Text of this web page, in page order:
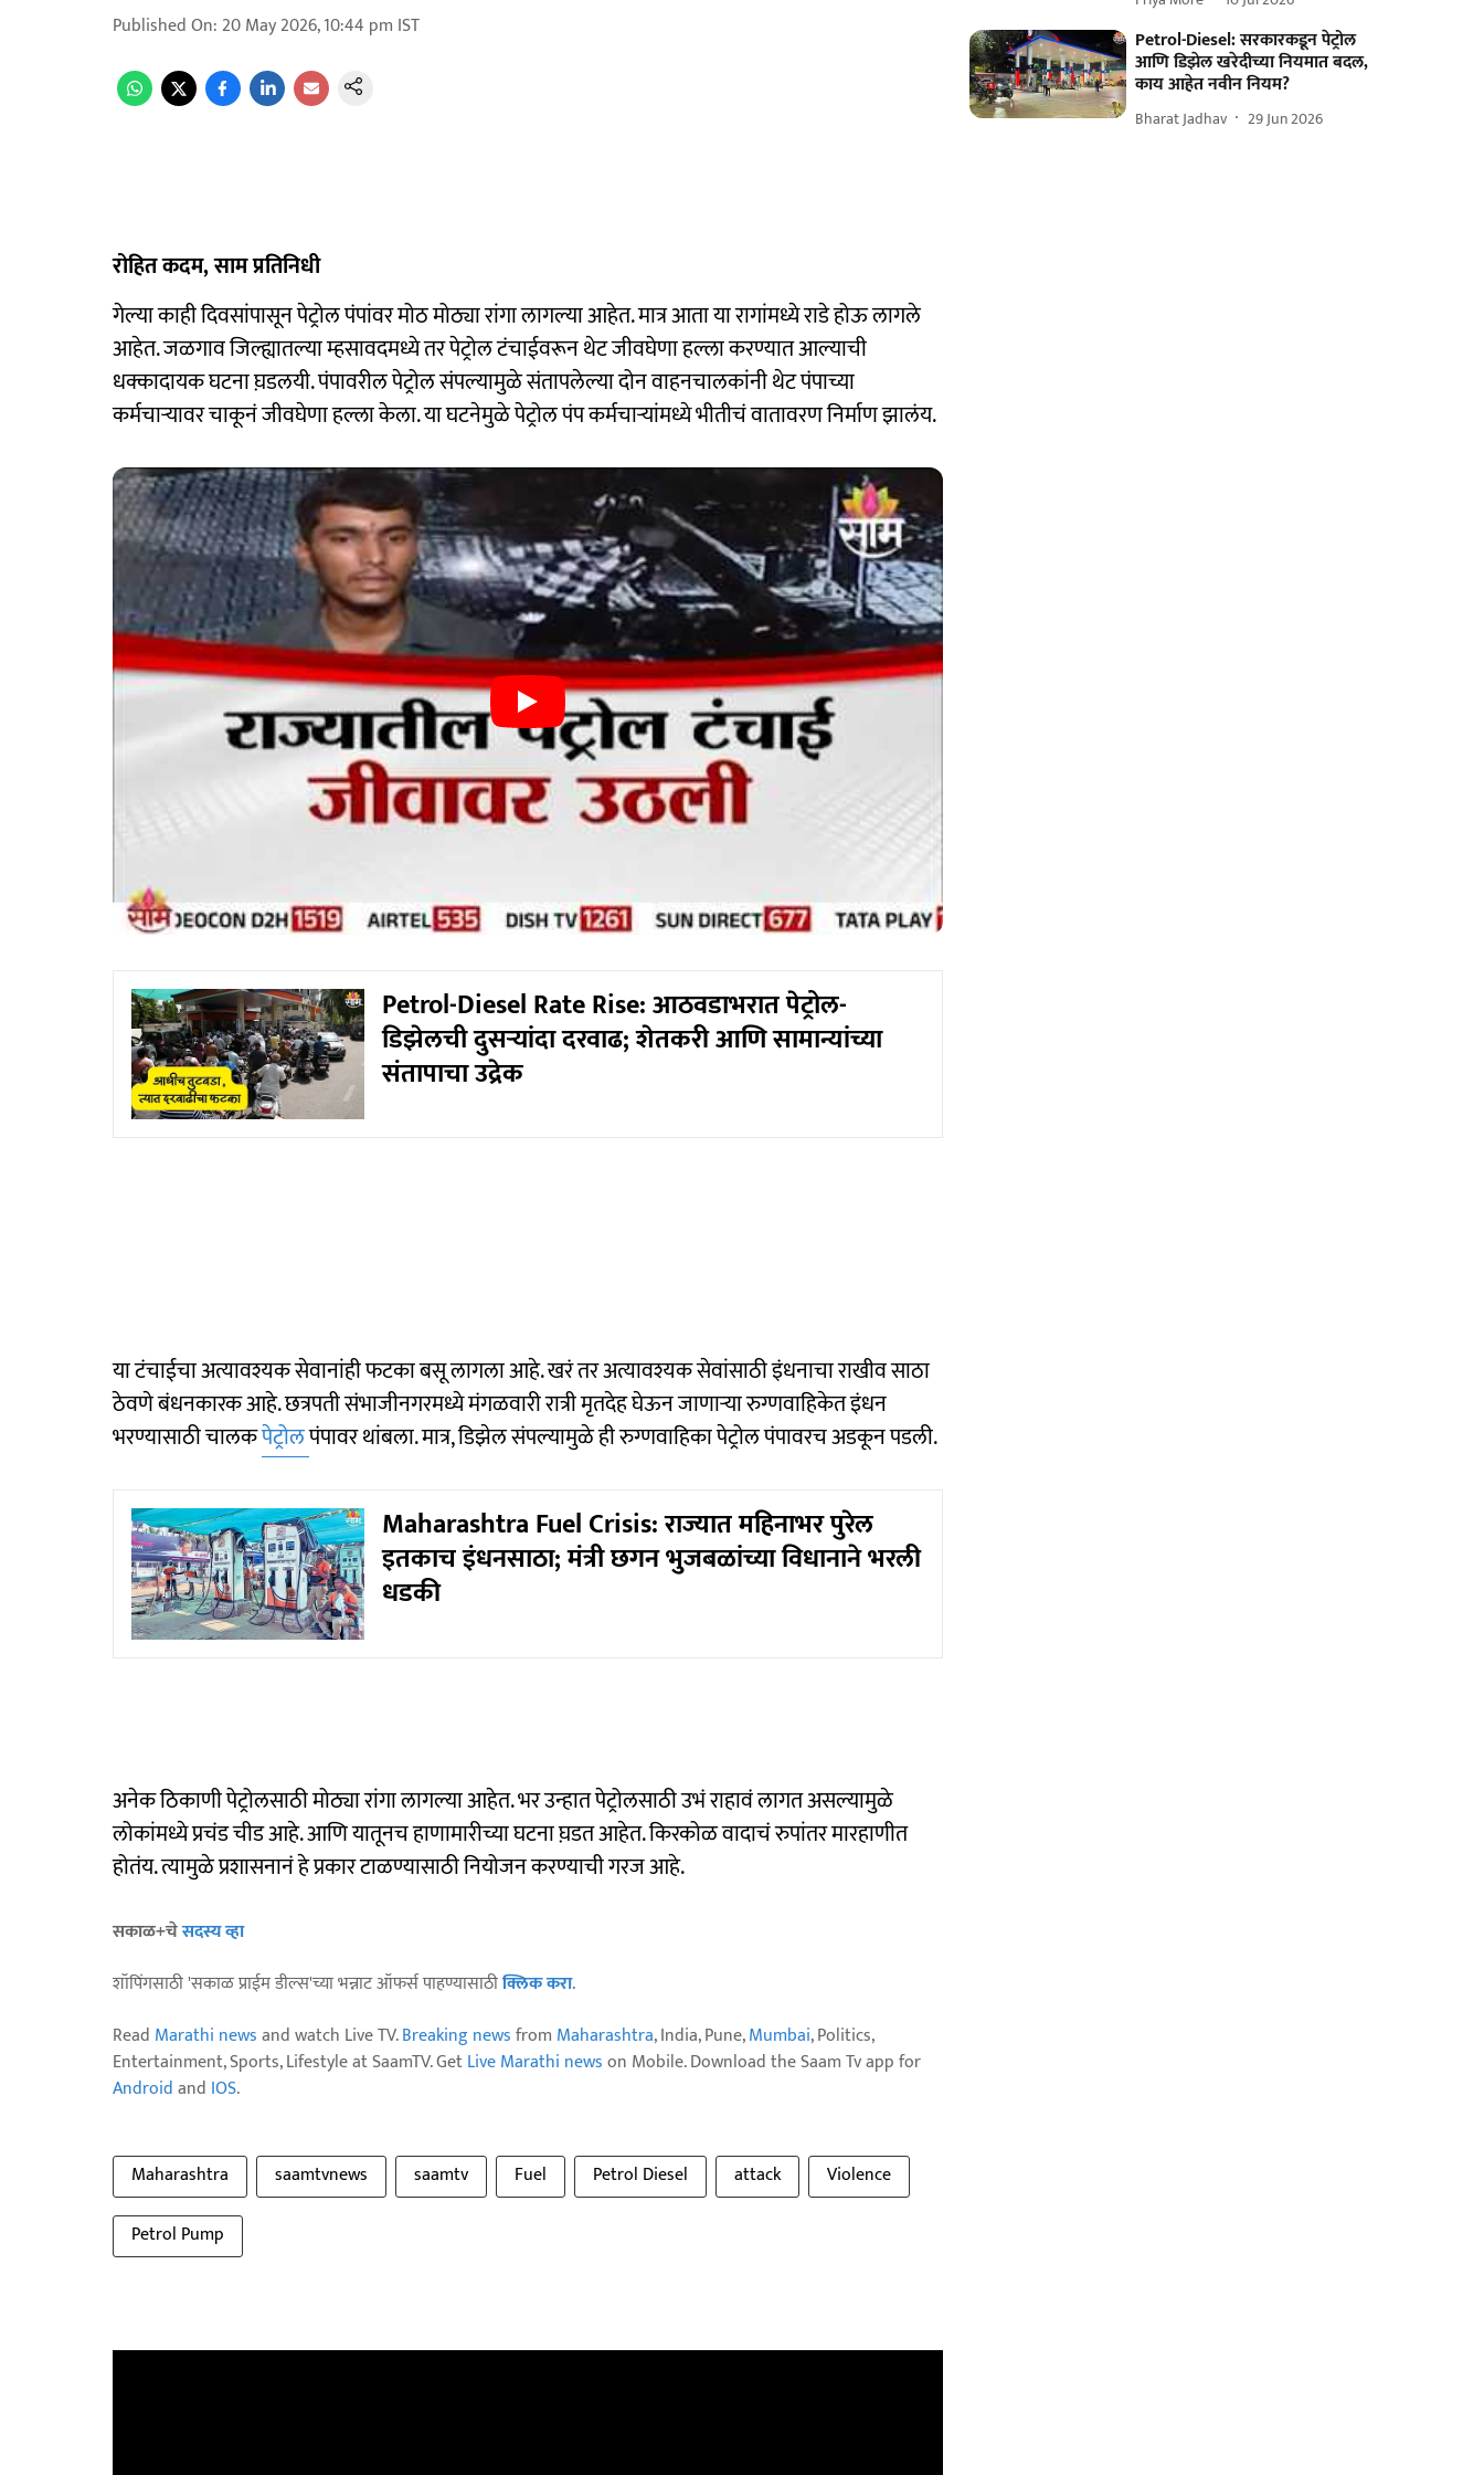
Published On: 20 May 2026, 10:44 pm IST
रोहित कदम, साम प्रतिनिधी
गेल्या काही दिवसांपासून पेट्रोल पंपांवर मोठ मोठ्या रांगा लागल्या आहेत. मात्र आता या रागांमध्ये राडे होऊ लागले
आहेत. जळगाव जिल्ह्यातल्या म्हसावदमध्ये तर पेट्रोल टंचाईवरून थेट जीवघेणा हल्ला करण्यात आल्याची
धक्कादायक घटना घ़डलयी. पंपावरील पेट्रोल संपल्यामुळे संतापलेल्या दोन वाहनचालकांनी थेट पंपाच्या
कर्मचाऱ्यावर चाकूनं जीवघेणा हल्ला केला. या घटनेमुळे पेट्रोल पंप कर्मचाऱ्यांमध्ये भीतीचं वातावरण निर्माण झालंय.
Petrol-Diesel Rate Rise: आठवडाभरात पेट्रोल-
डिझेलची दुसऱ्यांदा दरवाढ; शेतकरी आणि सामान्यांच्या
संतापाचा उद्रेक
या टंचाईचा अत्यावश्यक सेवानांही फटका बसू लागला आहे. खरं तर अत्यावश्यक सेवांसाठी इंधनाचा राखीव साठा
ठेवणे बंधनकारक आहे. छत्रपती संभाजीनगरमध्ये मंगळवारी रात्री मृतदेह घेऊन जाणाऱ्या रुग्णवाहिकेत इंधन
भरण्यासाठी चालकपेट्रोलपंपावर थांबला. मात्र, डिझेल संपल्यामुळे ही रुग्णवाहिका पेट्रोल पंपावरच अडकून पडली.
Maharashtra Fuel Crisis: राज्यात महिनाभर पुरेल
इतकाच इंधनसाठा; मंत्री छगन भुजबळांच्या विधानाने भरली
धडकी
अनेक ठिकाणी पेट्रोलसाठी मोठ्या रांगा लागल्या आहेत. भर उन्हात पेट्रोलसाठी उभं राहावं लागत असल्यामुळे
लोकांमध्ये प्रचंड चीड आहे. आणि यातूनच हाणामारीच्या घटना घ़डत आहेत. किरकोळ वादाचं रुपांतर मारहाणीत
होतंय. त्यामुळे प्रशासनानं हे प्रकार टाळण्यासाठी नियोजन करण्याची गरज आहे.
सकाळ+चेसदस्य व्हा
शॉपिंगसाठी 'सकाळ प्राईम डील्स'च्या भन्नाट ऑफर्स पाहण्यासाठीक्लिक करा.
Read Marathi newsand watch Live TV.Breaking newsfrom Maharashtra, India, Pune,Mumbai, Politics,
Entertainment, Sports, Lifestyle at SaamTV. GetLive Marathi newson Mobile. Download the Saam Tv app for
Androidand IOS.
Maharashtra saamtvnews saamtv Fuel Petrol Diesel attack
Violence
Petrol Pump
Petrol-Diesel: सरकारकडून पेट्रोल
आणि डिझेल खरेदीच्या नियमात बदल,
काय आहेत नवीन नियम?
Bharat Jadhav 29 Jun 2026